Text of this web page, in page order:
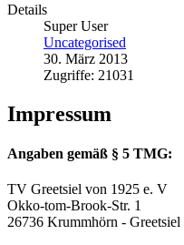
Details
Super User
Uncategorised
30. März 2013
Zugriffe: 21031
Impressum
Angaben gemäß § 5 TMG:
TV Greetsiel von 1925 e. V
Okko-tom-Brook-Str. 1
26736 Krummhörn - Greetsiel